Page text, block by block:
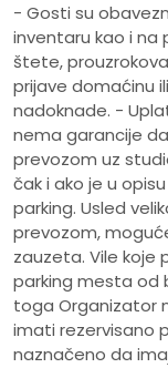
- Gosti su
inventaru kao i na
štete,
prijave domaćinu
nadoknade. -
nema garancije
prevozom uz
čak i ako je u
parking. Usled
prevozom,
zauzeta. Vile koje
parking mesta od
toga Organizator
imati rezervisano
naznačeno da